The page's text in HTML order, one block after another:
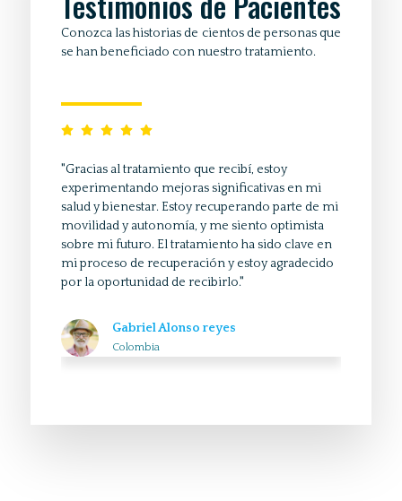
Conozca las historias de cientos de personas que
se han beneficiado con nuestro tratamiento.
"La rehabilitación efectiva después de mi ACV fue
clave en mi recuperación. Al principio, parecía
que mis habilidades estaban perdidas para
siempre, pero gracias al tratamiento, he
recuperado gran parte de mi movilidad y
capacidad para comunicarme. Aunque aún
enfrento desafíos, estoy agradecido por el
en mi vida."